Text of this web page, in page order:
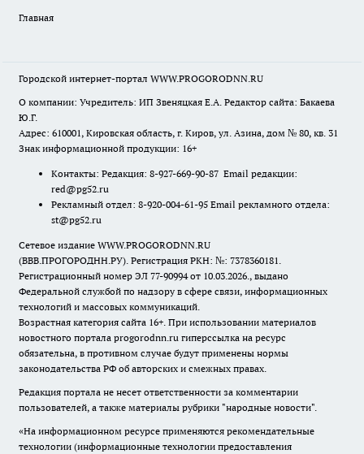
Главная
Городской интернет-портал WWW.PROGORODNN.RU
О компании: Учредитель: ИП Звеняцкая Е.А. Редактор сайта: Бакаева
Ю.Г.
Адрес: 610001, Кировская область, г. Киров, ул. Азина, дом № 80, кв. 31
Знак информационной продукции: 16+
Контакты: Редакция: 8-927-669-90-87 Email редакции:
red@pg52.ru
Рекламный отдел: 8-920-004-61-95 Email рекламного отдела:
st@pg52.ru
Сетевое издание WWW.PROGORODNN.RU
(ВВВ.ПРОГОРОДНН.РУ). Регистрация РКН: №: 7378360181.
Регистрационный номер ЭЛ 77-90994 от 10.03.2026., выдано
Федеральной службой по надзору в сфере связи, информационных
технологий и массовых коммуникаций.
Возрастная категория сайта 16+. При использовании материалов
новостного портала progorodnn.ru гиперссылка на ресурс
обязательна, в противном случае будут применены нормы
законодательства РФ об авторских и смежных правах.
Редакция портала не несет ответственности за комментарии
пользователей, а также материалы рубрики "народные новости".
«На информационном ресурсе применяются рекомендательные
технологии (информационные технологии предоставления